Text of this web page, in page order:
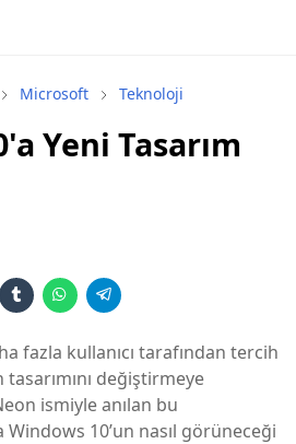
Microsoft Teknoloji
Yeni Tasarım
fazla kullanıcı tarafından tercih
değiştirmeye
ismiyle anılan bu
10’un nasıl görüneceği